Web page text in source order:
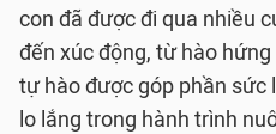
con đã được đi qua nhiều
đến xúc động, từ hào
tự hào được góp phần sức
lo lắng trong hành trình